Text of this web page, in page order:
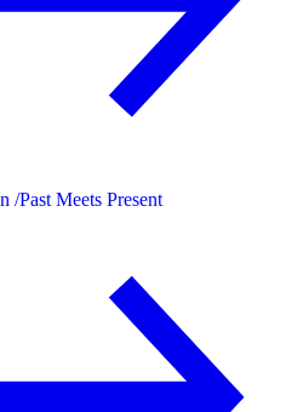
/Past Meets Present